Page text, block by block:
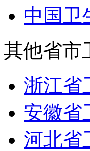
中国卫
其他省市
浙江省
安徽省
河北省